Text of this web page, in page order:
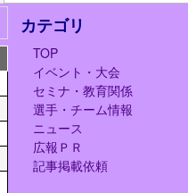
カテゴリ
TOP
イベント・大会
セミナ・教育関係
選手・チーム情報
ニュース
広報ＰＲ
記事掲載依頼